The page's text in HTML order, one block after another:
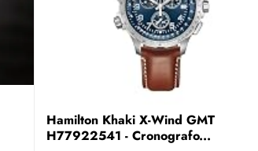
Hamilton Khaki X-Wind GMT
H77922541 - Cronografo...